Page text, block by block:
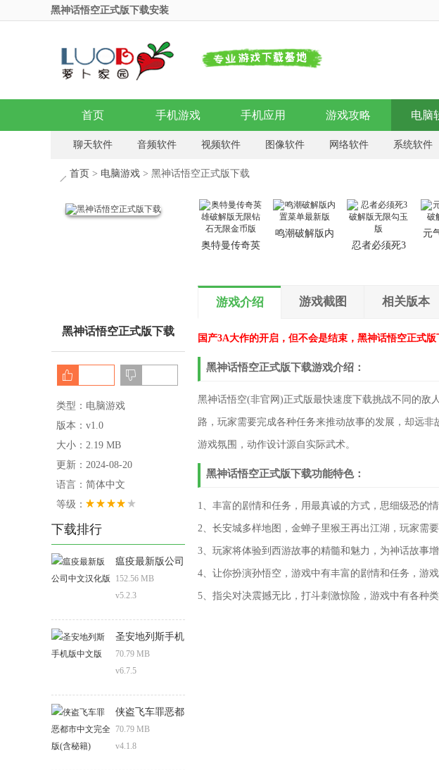
黑神话悟空正式版下载安装
首页 手机游戏 手机应用 游戏攻略 电脑
聊天软件 音频软件 视频软件 图像软件 网络软件 系统软件
首页 > 电脑游戏 > 黑神话悟空正式版下载
黑神话悟空正式版下载
类型：电脑游戏
版本：v1.0
大小：2.19 MB
更新：2024-08-20
语言：简体中文
等级：
下载排行
瘟疫最新版公司
中文汉化版
152.56 MB
v5.2.3
圣安地列斯手机
版中文版
70.79 MB
v6.7.5
侠盗飞车罪恶都
市中文完全版
(含秘籍)
70.79 MB
v4.1.8
奥特曼传奇英
版
鸣潮破解版内
忍者必须死3
元
游戏介绍 游戏截图 相关版本
国产3A大作的开启，但不会是结束，黑神话悟空正式
黑神话悟空正式版下载游戏介绍：
黑神话悟空(非官网)正式版最快速度下载挑战不同的敌
路，玩家需要完成各种任务来推动故事的发展，却远
游戏氛围，动作设计源自实际武术。
黑神话悟空正式版下载功能特色：
1、丰富的剧情和任务，用最真诚的方式，思细级恐的
2、长安城多样地图，金蝉子里猴王再出江湖，玩家需
3、玩家将体验到西游故事的精髓和魅力，为神话故事
4、让你扮演孙悟空，游戏中有丰富的剧情和任务，游
5、指尖对决震撼无比，打斗刺激惊险，游戏中有各种